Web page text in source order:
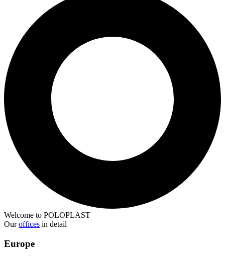
Welcome to POLOPLAST
Ouroffices in detail
Europe